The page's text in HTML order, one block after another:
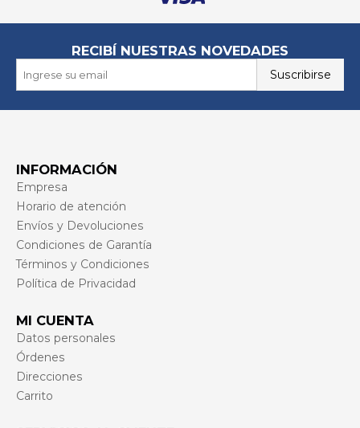
RECIBÍ NUESTRAS NOVEDADES
Suscribirse
INFORMACIÓN
Empresa
Horario de atención
Envíos y Devoluciones
Condiciones de Garantía
Términos y Condiciones
Política de Privacidad
MI CUENTA
Datos personales
Órdenes
Direcciones
Carrito